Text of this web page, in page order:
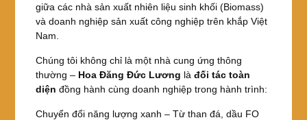
giữa các nhà sản xuất nhiên liệu sinh khối (Biomass)
và doanh nghiệp sản xuất công nghiệp trên khắp Việt
Nam.
Chúng tôi không chỉ là một nhà cung ứng thông
thường – Hoa Đăng Đức Lương là đối tác toàn
diện đồng hành cùng doanh nghiệp trong hành trình:
Chuyển đổi năng lượng xanh – Từ than đá, dầu FO